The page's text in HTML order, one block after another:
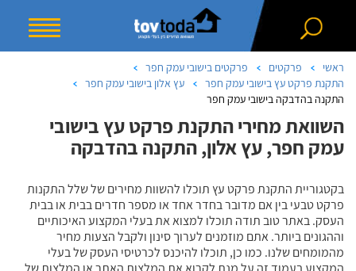
ראשי פרקטים
פרקטים בישובי עמק חפר
התקנת פרקט עץ בישובי עמק חפר
עץ אלון בישובי עמק חפר
התקנה בהדבקה בישובי עמק חפר
השוואת מחירי התקנת פרקט עץ בישובי
עמק חפר, עץ אלון, התקנה בהדבקה
בקטגוריית התקנת פרקט עץ תוכלו להשוות מחירים של שלל התקנות
פרקט טבעי בין אם מדובר בחדר אחד או מספר חדרים בבית או בבית
העסק. באתר טוב תודה תוכלו למצוא את בעלי המקצוע האיכותיים
וההגונים ביותר. אתם מוזמנים לערוך סינון ולקבל הצעות מחיר
מהמומחים שלנו. כמו כן, תוכלו להיכנס לכרטיסי העסק של בעלי